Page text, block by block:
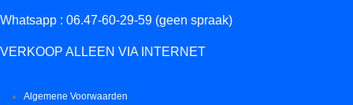
Whatsapp : 06.47-60-29-59 (geen spraak)
VERKOOP ALLEEN VIA INTERNET
Algemene Voorwaarden